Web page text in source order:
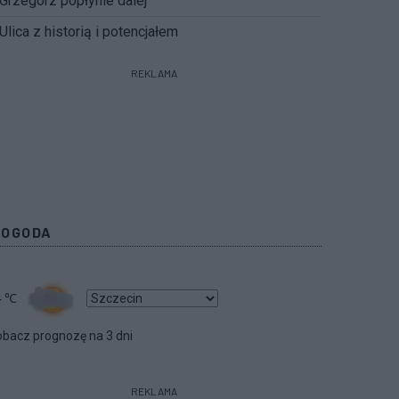
Ulica z historią i potencjałem
REKLAMA
℃
prognozę na 3 dni
REKLAMA